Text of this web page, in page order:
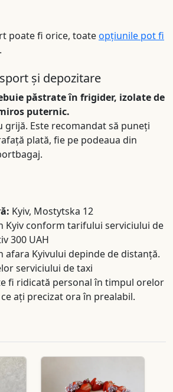
poate fi orice, toateopțiunile pot fi
.
și depozitare
păstrate în frigider, izolate de
puternic.
grijă. Este recomandat să puneți
plată, fie pe podeaua din
Kyiv, Mostytska 12
Kyiv conform tarifului serviciului de
300 UAH
afara Kyivului depinde de distanță.
serviciului de taxi
fi ridicată personal în timpul orelor
ați precizat ora în prealabil.